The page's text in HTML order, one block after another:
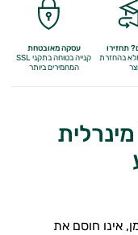
תחזירו
בהחזרת
עסקה מאובטחת
קנייה בטוחה בתקני SSL
המחמירים ביותר
אינו חוסם את